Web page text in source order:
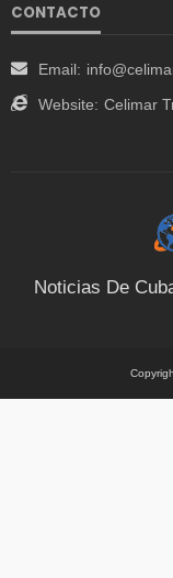
CONTACTO
Email:
Website: Celimar
Noticias De